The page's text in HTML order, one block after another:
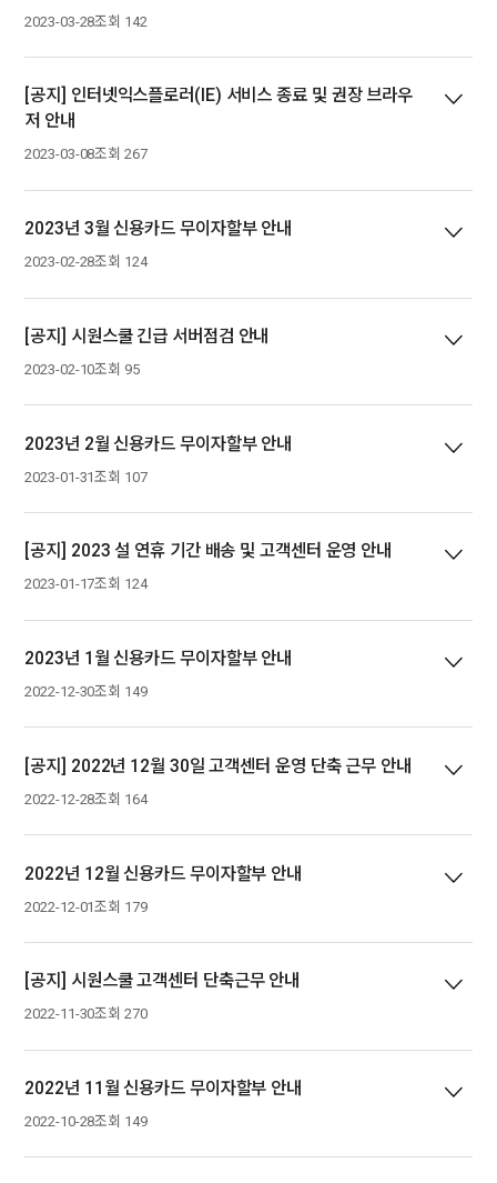
2023-03-28조회 142
[공지] 인터넷익스플로러(IE) 서비스 종료 및 권장 브라우
저 안내
2023-03-08조회 267
2023년 3월 신용카드 무이자할부 안내
2023-02-28조회 124
[공지] 시원스쿨 긴급 서버점검 안내
2023-02-10조회 95
2023년 2월 신용카드 무이자할부 안내
2023-01-31조회 107
[공지] 2023 설 연휴 기간 배송 및 고객센터 운영 안내
2023-01-17조회 124
2023년 1월 신용카드 무이자할부 안내
2022-12-30조회 149
[공지] 2022년 12월 30일 고객센터 운영 단축 근무 안내
2022-12-28조회 164
2022년 12월 신용카드 무이자할부 안내
2022-12-01조회 179
[공지] 시원스쿨 고객센터 단축근무 안내
2022-11-30조회 270
2022년 11월 신용카드 무이자할부 안내
2022-10-28조회 149